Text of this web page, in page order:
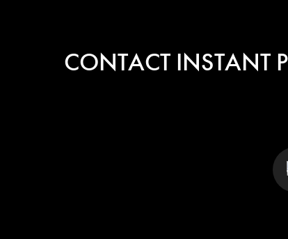
CONTACT INSTANT